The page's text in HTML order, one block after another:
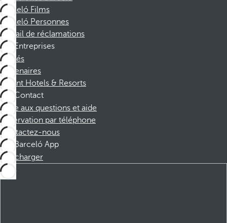
Barceló Films
Barceló Personnes
Portail de réclamations
Entreprises
Affiliés
Partenaires
Dorint Hotels & Resorts
Contact
Foire aux questions et aide
Réservation par téléphone
Contactez-nous
Barceló App
Télécharger